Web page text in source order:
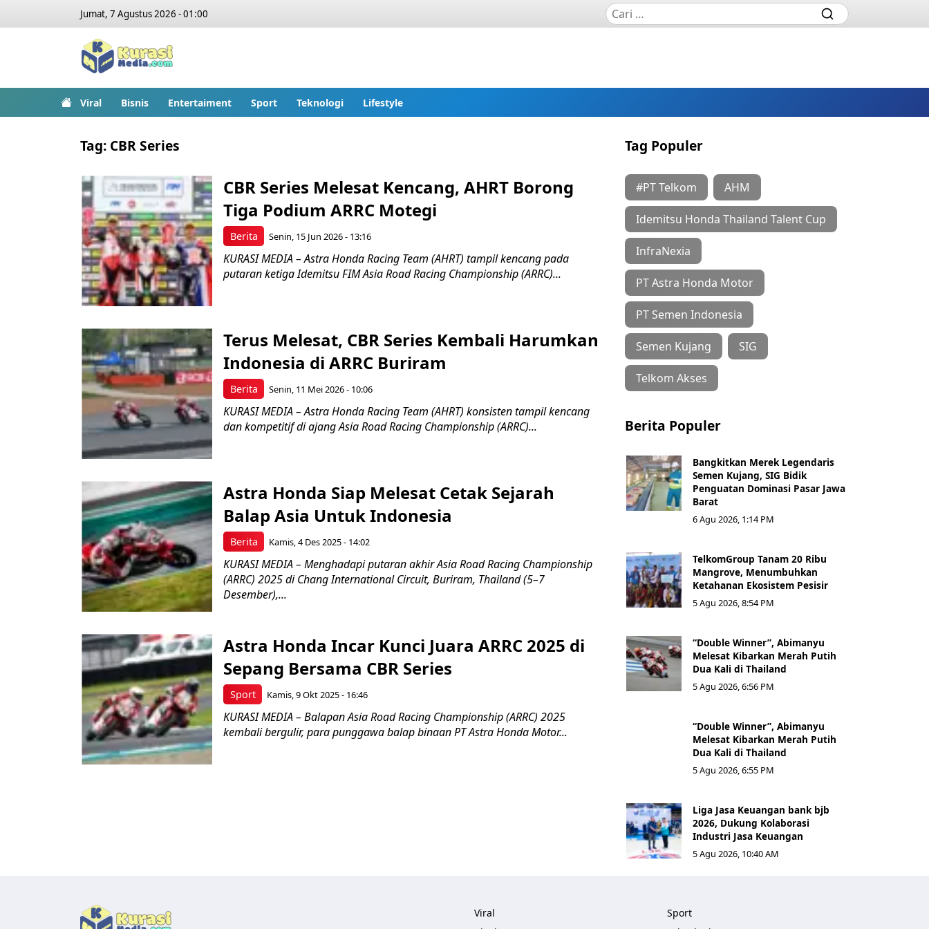
Jumat, 7 Agustus 2026 - 01:00
Viral Bisnis Entertaiment Sport Teknologi Lifestyle
Tag: CBR Series
Berita
CBR Series Melesat Kencang, AHRT Borong
Tiga Podium ARRC Motegi
Senin, 15 Jun 2026 - 13:16
KURASI MEDIA – Astra Honda Racing Team (AHRT) tampil kencang pada
putaran ketiga Idemitsu FIM Asia Road Racing Championship (ARRC)...
Berita
Terus Melesat, CBR Series Kembali Harumkan
Indonesia di ARRC Buriram
Senin, 11 Mei 2026 - 10:06
KURASI MEDIA – Astra Honda Racing Team (AHRT) konsisten tampil kencang
dan kompetitif di ajang Asia Road Racing Championship (ARRC)...
Berita
Astra Honda Siap Melesat Cetak Sejarah
Balap Asia Untuk Indonesia
Kamis, 4 Des 2025 - 14:02
KURASI MEDIA – Menghadapi putaran akhir Asia Road Racing Championship
(ARRC) 2025 di Chang International Circuit, Buriram, Thailand (5–7
Desember),...
Sport
Astra Honda Incar Kunci Juara ARRC 2025 di
Sepang Bersama CBR Series
Kamis, 9 Okt 2025 - 16:46
KURASI MEDIA – Balapan Asia Road Racing Championship (ARRC) 2025
kembali bergulir, para punggawa balap binaan PT Astra Honda Motor...
Tag Populer
#PT Telkom AHM
Idemitsu Honda Thailand Talent Cup
InfraNexia
PT Astra Honda Motor
PT Semen Indonesia
Semen Kujang SIG
Telkom Akses
Berita Populer
Bangkitkan Merek Legendaris
Semen Kujang, SIG Bidik
Penguatan Dominasi Pasar Jawa
Barat
6 Agu 2026, 1:14 PM
TelkomGroup Tanam 20 Ribu
Mangrove, Menumbuhkan
Ketahanan Ekosistem Pesisir
5 Agu 2026, 8:54 PM
“Double Winner”, Abimanyu
Melesat Kibarkan Merah Putih
Dua Kali di Thailand
5 Agu 2026, 6:56 PM
“Double Winner”, Abimanyu
Melesat Kibarkan Merah Putih
Dua Kali di Thailand
5 Agu 2026, 6:55 PM
Liga Jasa Keuangan bank bjb
2026, Dukung Kolaborasi
Industri Jasa Keuangan
5 Agu 2026, 10:40 AM
Viral
Sport